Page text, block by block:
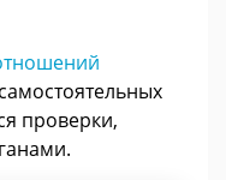
проверки,